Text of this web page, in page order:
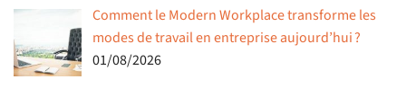
Comment le Modern Workplace transforme les
modes de travail en entreprise aujourd’hui ?
01/08/2026